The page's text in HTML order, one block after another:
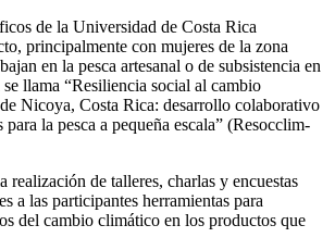
de la Universidad de Costa Rica
principalmente con mujeres de la zona
en la pesca artesanal o de subsistencia en
llama “Resiliencia social al cambio
Nicoya, Costa Rica: desarrollo colaborativo
la pesca a pequeña escala” (Resocclim-
de talleres, charlas y encuestas
a las participantes herramientas para
del cambio climático en los productos que